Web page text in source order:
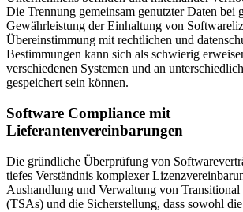
Die Trennung gemeinsam genutzter Daten bei
Gewährleistung der Einhaltung von
Übereinstimmung mit rechtlichen und
Bestimmungen kann sich als schwierig
verschiedenen Systemen und an
gespeichert sein können.
Software Compliance mit
Lieferantenvereinbarungen
Die gründliche Überprüfung von
tiefes Verständnis komplexer
Aushandlung und Verwaltung von Transitional
(TSAs) und die Sicherstellung, dass sowohl